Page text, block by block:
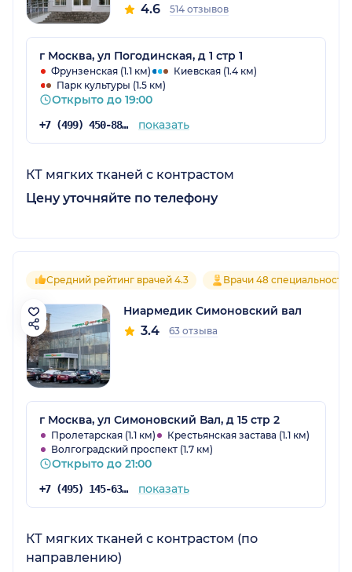
4.6 514 отзывов
г Москва, ул Погодинская, д 1 стр 1
Фрунзенская (1.1 км)
Киевская (1.4 км)
Парк культуры (1.5 км)
Открыто до 19:00
+7 (499) 450-88-89 показать
КТ мягких тканей с контрастом
Цену уточняйте по телефону
Средний рейтинг врачей 4.3 Врачи 48
Ниармедик Симоновский вал
3.4 63 отзыва
г Москва, ул Симоновский Вал, д 15 стр 2
Пролетарская (1.1 км)
Крестьянская застава (1.1 км)
Волгоградский проспект (1.7 км)
Открыто до 21:00
+7 (495) 145-63-85 показать
КТ мягких тканей с контрастом (по
направлению)